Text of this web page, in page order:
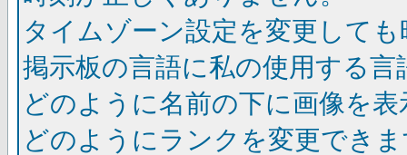
タイムゾーン設定を変更して
掲示板の言語に私の使用する
どのように名前の下に画像を
どのようにランクを変更でき